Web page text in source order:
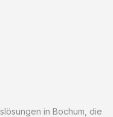
in Bochum, die